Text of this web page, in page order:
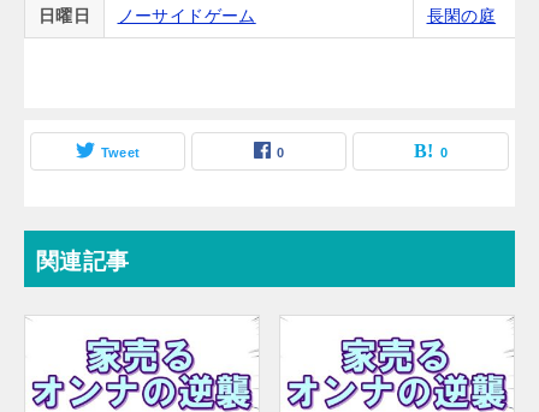
日曜日 ノーサイドゲーム 長閑の庭
Tweet 0 0
関連記事